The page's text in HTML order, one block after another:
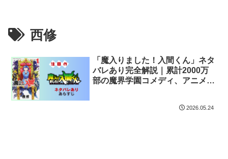
西修
「魔入りました！入間くん」ネタ
バレあり完全解説｜累計2000万
部の魔界学園コメディ、アニメ4
2026.05.24